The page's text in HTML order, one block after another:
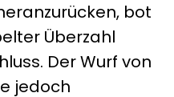
bot
Überzahl
Der Wurf von
jedoch